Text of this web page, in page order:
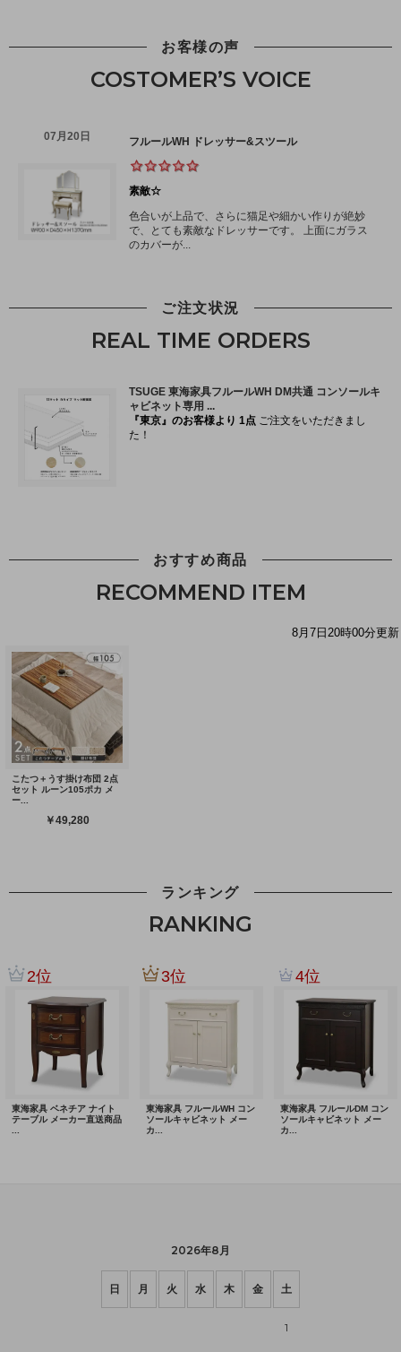
お客様の声
COSTOMER’S VOICE
ご注文状況
REAL TIME ORDERS
おすすめ商品
RECOMMEND ITEM
ランキング
RANKING
2026年8月
日 月 火 水 木 金 土
1